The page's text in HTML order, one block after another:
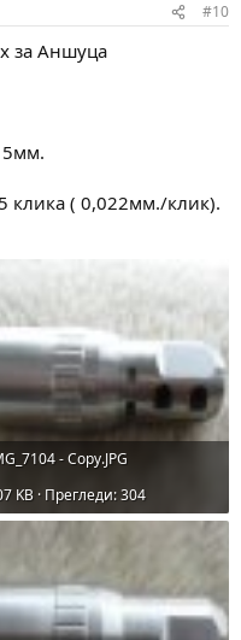
#10
за Аншуца
клика ( 0,022мм./клик).
- Copy.JPG
KB · Прегледи: 304